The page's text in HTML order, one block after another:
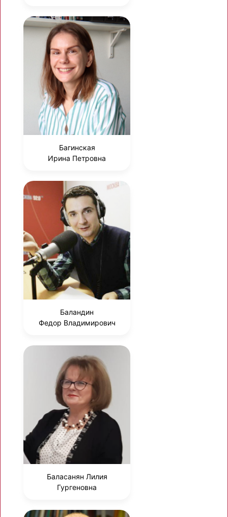
Багинская
Ирина Петровна
Баландин
Федор Владимирович
Баласанян Лилия
Гургеновна